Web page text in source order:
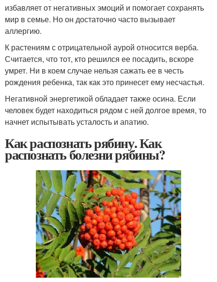
избавляет от негативных эмоций и помогает сохранять
мир в семье. Но он достаточно часто вызывает
аллергию.
К растениям с отрицательной аурой относится верба.
Считается, что тот, кто решился ее посадить, вскоре
умрет. Ни в коем случае нельзя сажать ее в честь
рождения ребенка, так как это принесет ему несчастья.
Негативной энергетикой обладает также осина. Если
человек будет находиться рядом с ней долгое время, то
начнет испытывать усталость и апатию.
Как распознать рябину. Как
распознать болезни рябины?